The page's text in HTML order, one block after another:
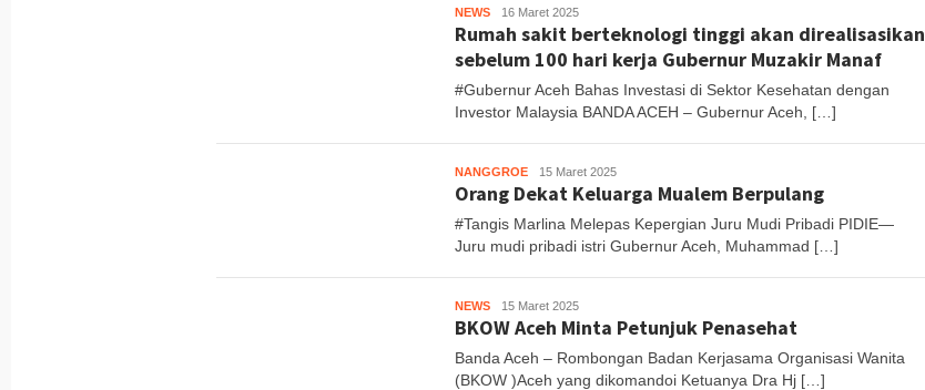
NEWS Muhajir
S
16 Maret 2025
Rumah sakit berteknologi tinggi akan direalisasikan
sebelum 100 hari kerja Gubernur Muzakir Manaf
#Gubernur Aceh Bahas Investasi di Sektor Kesehatan dengan
Investor Malaysia BANDA ACEH – Gubernur Aceh, […]
NANGGROE Muhajir
S
15 Maret 2025
Orang Dekat Keluarga Mualem Berpulang
#Tangis Marlina Melepas Kepergian Juru Mudi Pribadi PIDIE—
Juru mudi pribadi istri Gubernur Aceh, Muhammad […]
NEWS Muhajir
S
15 Maret 2025
BKOW Aceh Minta Petunjuk Penasehat
Banda Aceh – Rombongan Badan Kerjasama Organisasi Wanita
(BKOW )Aceh yang dikomandoi Ketuanya Dra Hj […]